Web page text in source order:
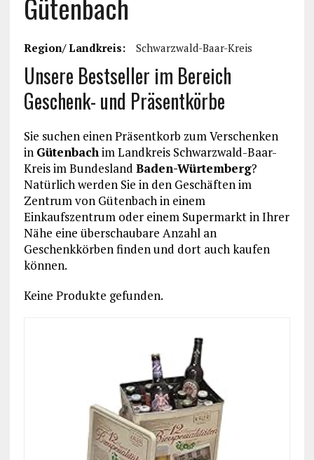
Region/ Landkreis: Schwarzwald-Baar-Kreis
Unsere Bestseller im Bereich
Geschenk- und Präsentkörbe
Sie suchen einen Präsentkorb zum Verschenken
in Gütenbachim Landkreis Schwarzwald-Baar-
Kreis im Bundesland Baden-Würtemberg?
Natürlich werden Sie in den Geschäften im
Zentrum von Gütenbach in einem
Einkaufszentrum oder einem Supermarkt in Ihrer
Nähe eine überschaubare Anzahl an
Geschenkkörben finden und dort auch kaufen
können.
Keine Produkte gefunden.